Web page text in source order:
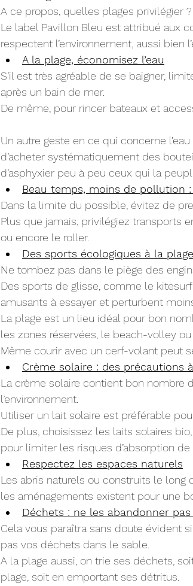
A ce propos, quelles plages privilégier ?
Le label Pavillon Bleu est attribué aux
respectent l’environnement, aussi bien
A la plage, économisez l’eau
S’il est très agréable de se baigner,
après un bain de mer.
De même, pour rincer bateaux et
Un autre geste en ce qui concerne
d’acheter systématiquement des
d’asphyxier peu à peu ceux qui la
Beau temps, moins de pollution :
Dans la limite du possible, évitez de
Plus que jamais, privilégiez transports
ou encore le roller.
Des sports écologiques à la plage
Ne tombez pas dans le piège des
Des sports de glisse, comme le
amusants à essayer et perturbent
La plage est un lieu idéal pour bon
les zones réservées, le beach-volley
Même courir avec un cerf-volant peut
Crème solaire : des précautions
La crème solaire contient bon nombre
l’environnement.
Utiliser un lait solaire est préférable
De plus, choisissez les laits solaires
pour limiter les risques d’absorption
Respectez les espaces naturels
Les abris naturels ou construits le long
les aménagements existent pour une
Déchets : ne les abandonner pas
Cela vous paraîtra sans doute évident
pas vos déchets dans le sable.
A la plage aussi, on trie ses déchets,
plage, soit en emportant ses détritus.